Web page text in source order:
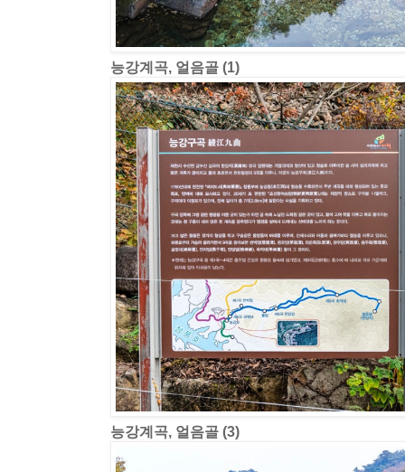
능강계곡, 얼음골 (1)
능강계곡, 얼음골 (3)